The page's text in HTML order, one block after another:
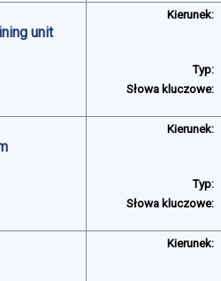
unit
Kierunek:
Typ:
Słowa kluczowe:
Kierunek:
Typ:
Słowa kluczowe:
Kierunek: